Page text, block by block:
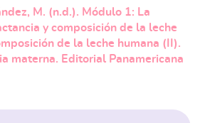
M. (n.d.). Módulo 1: La
y composición de la leche
de la leche humana (II).
materna. Editorial Panamericana